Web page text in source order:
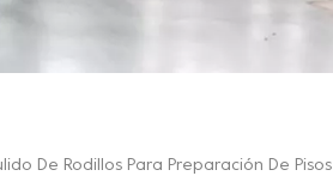
De Rodillos Para Preparación De Pisos